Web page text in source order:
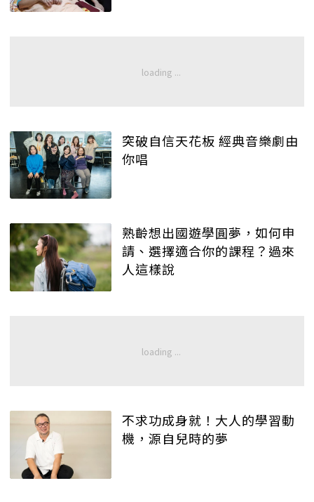
突破自信天花板 經典音樂劇由
你唱
熟齡想出國遊學圓夢，如何申
請、選擇適合你的課程？過來
人這樣說
不求功成身就！大人的學習動
機，源自兒時的夢